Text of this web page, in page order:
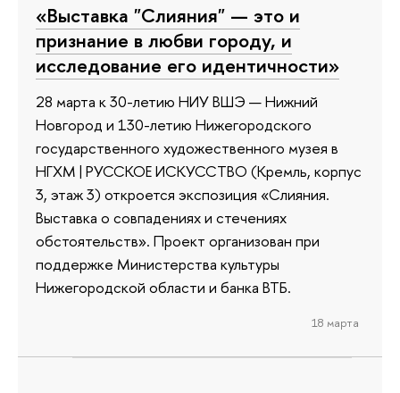
«Выставка "Слияния" — это и
признание в любви городу, и
исследование его идентичности»
28 марта к 30-летию НИУ ВШЭ — Нижний
Новгород и 130-летию Нижегородского
государственного художественного музея в
НГХМ | РУССКОЕ ИСКУССТВО (Кремль, корпус
3, этаж 3) откроется экспозиция «Слияния.
Выставка о совпадениях и стечениях
обстоятельств». Проект организован при
поддержке Министерства культуры
Нижегородской области и банка ВТБ.
18 марта